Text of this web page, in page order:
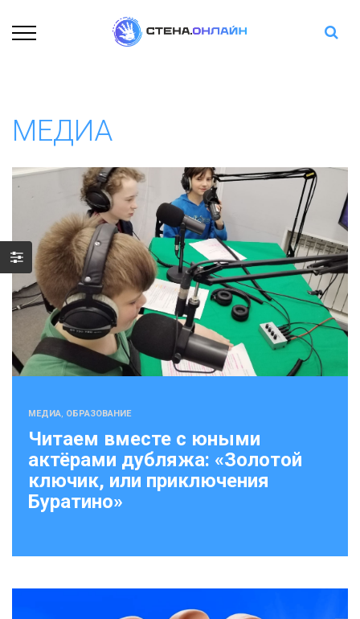
МЕДИА
МЕДИА, ОБРАЗОВАНИЕ
Читаем вместе с юными
актёрами дубляжа: «Золотой
ключик, или приключения
Буратино»